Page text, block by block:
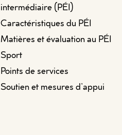
intermédiaire (PÉI)
Caractéristiques du PÉI
Matières et évaluation au PÉI
Sport
Points de services
Soutien et mesures d’appui